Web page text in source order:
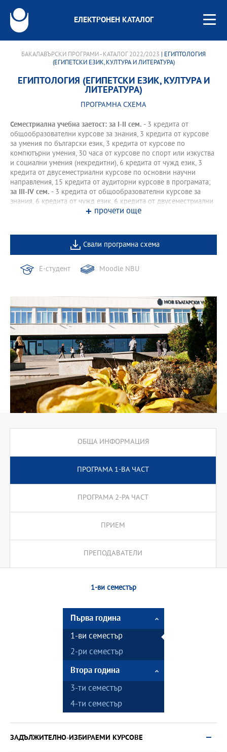
ЕЛЕКТРОНЕН КАТАЛОГ
БАКАЛАВЪРСКИ ПРОГРАМИ - КАТАЛОГ 2022/2023 | ЕГИПТОЛОГИЯ
(ЕГИПЕТСКИ ЕЗИК, КУЛТУРА И ЛИТЕРАТУРА)
ЕГИПТОЛОГИЯ (ЕГИПЕТСКИ ЕЗИК, КУЛТУРА И
ЛИТЕРАТУРА)
ПРОГРАМНА СХЕМА
Семестриална учебна заетост: за І-II сем. - 3 кредита от
общообразователни курсове за знания, 3 кредита от курсове
за умения по български език, 3 кредита от курсове по
компютърни умения, 30 часа от курсове по спорт или изкуства
и социални умения (некредитни), 6 кредита от чужд език, 3
кредита от двусеместриални курсове по основни научни
направления, 15 кредита от аудиторни курсове в програмата;
за III-IV сем. - 3 кредита от общообразователни курсове за
знания, 6 кредита от чужд език, 6 кредита от двусеместриални
курсове по основни научни направления, 15 кредита от
прочети още
Свали програмна схема
Е-студент Moodle NBU
ОБЩА ИНФОРМАЦИЯ
ПРОГРАМА 1-ВА ЧАСТ
ПРОГРАМА 2-РА ЧАСТ
ПРИЕМ
ПРЕПОДАВАТЕЛИ
1-ви семестър
Първа година
1-ви семестър
2-ри семестър
Втора година
3-ти семестър
4-ти семестър
ЗАДЪЛЖИТЕЛНО-ИЗБИРАЕМИ КУРСОВЕ